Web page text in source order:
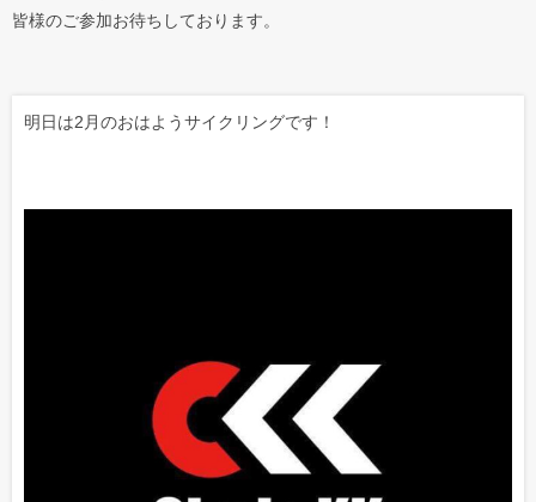
皆様のご参加お待ちしております。
明日は2月のおはようサイクリングです！